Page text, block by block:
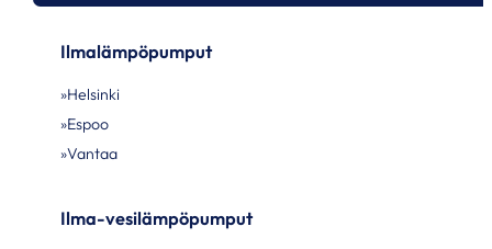
Ilmalämpöpumput
Helsinki
Espoo
Vantaa
Ilma-vesilämpöpumput